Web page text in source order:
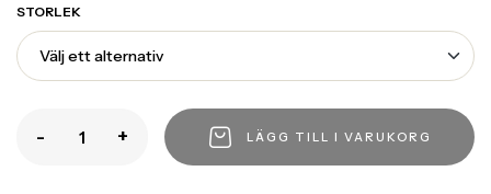
STORLEK
- + LÄGG TILL I VARUKORG